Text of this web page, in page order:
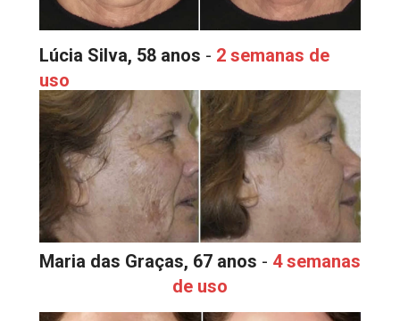
Lúcia Silva, 58 anos - 2 semanas de
uso
Maria das Graças, 67 anos - 4 semanas
de uso